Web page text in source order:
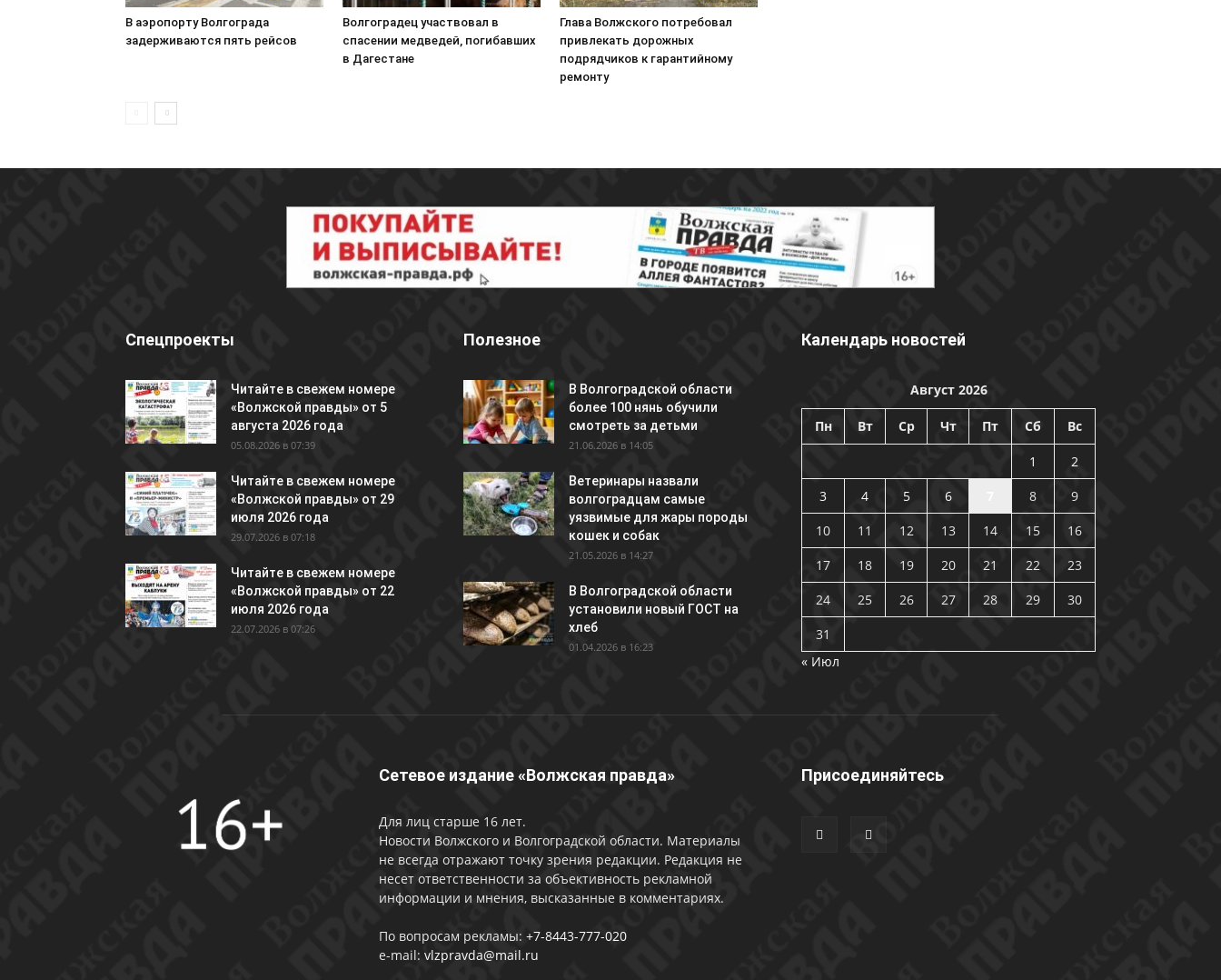
В аэропорту Волгограда
задерживаются пять рейсов
Волгоградец участвовал в
спасении медведей, погибавших
в Дагестане
Глава Волжского потребовал
привлекать дорожных
подрядчиков к гарантийному
ремонту
Спецпроекты
Читайте в свежем номере
«Волжской правды» от 5
августа 2026 года
05.08.2026 в 07:39
Читайте в свежем номере
«Волжской правды» от 29
июля 2026 года
29.07.2026 в 07:18
Читайте в свежем номере
«Волжской правды» от 22
июля 2026 года
22.07.2026 в 07:26
Полезное
В Волгоградской области
более 100 нянь обучили
смотреть за детьми
21.06.2026 в 14:05
Ветеринары назвали
волгоградцам самые
уязвимые для жары породы
кошек и собак
21.05.2026 в 14:27
В Волгоградской области
установили новый ГОСТ на
хлеб
01.04.2026 в 16:23
Календарь новостей
Август 2026
Пн Вт Ср Чт Пт Сб Вс
1
2
3
4 5 6 8
9
10
11 12 13 14 15
16
17
18 19 20 21 22
23
24
25 26 27 28 29
30
31
« Июл
Сетевое издание «Волжская правда»
Для лиц старше 16 лет.
Новости Волжского и Волгоградской области. Материалы
не всегда отражают точку зрения редакции. Редакция не
несет ответственности за объективность рекламной
информации и мнения, высказанные в комментариях.
По вопросам рекламы: +7-8443-777-020
e-mail: vlzpravda@mail.ru
Присоединяйтесь